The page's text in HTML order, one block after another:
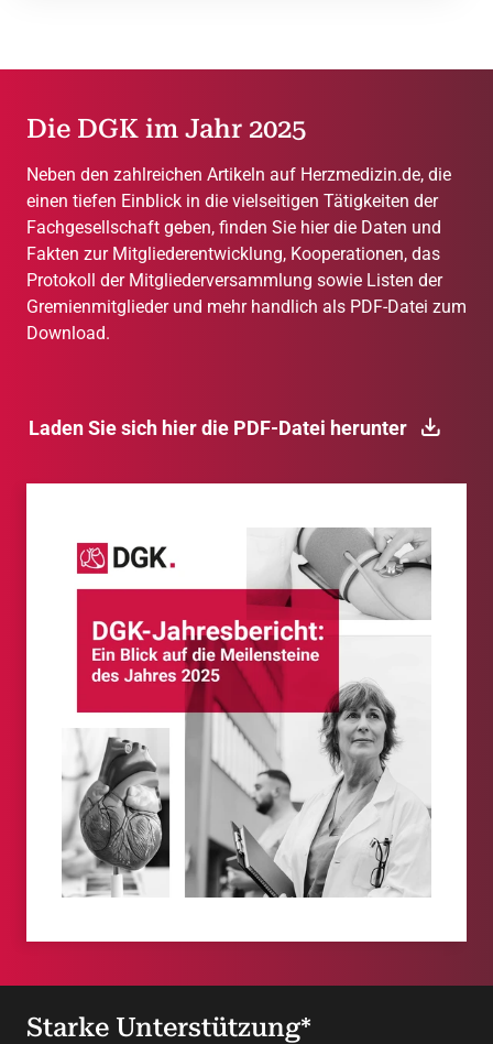
Die DGK im Jahr 2025
Neben den zahlreichen Artikeln auf Herzmedizin.de, die
einen tiefen Einblick in die vielseitigen Tätigkeiten der
Fachgesellschaft geben, finden Sie hier die Daten und
Fakten zur Mitgliederentwicklung, Kooperationen, das
Protokoll der Mitgliederversammlung sowie Listen der
Gremienmitglieder und mehr handlich als PDF-Datei zum
Download.
Laden Sie sich hier die PDF-Datei herunter
Starke Unterstützung*